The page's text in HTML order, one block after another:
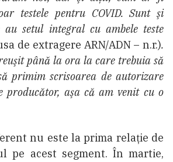
testele pentru COVID. Sunt şi
setul integral cu ambele teste
de extragere ARN/ADN – n.r.).
până la ora la care trebuia să
primim scrisoarea de autorizare
producător, aşa că am venit cu o
nu este la prima relație de
pe acest segment. În martie,